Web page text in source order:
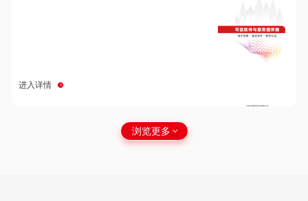
进入详情
浏览更多